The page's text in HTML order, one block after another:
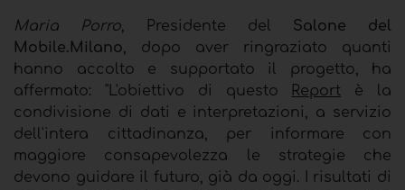
Maria Porro, Presidente del Salone del
Mobile.Milano, dopo aver ringraziato quanti
hanno accolto e supportato il progetto, ha
affermato: "L'obiettivo di questo
Report è la
condivisione di dati e interpretazioni, a servizio
dell'intera cittadinanza, per informare con
maggiore consapevolezza le strategie che
devono guidare il futuro, già da oggi. I risultati di